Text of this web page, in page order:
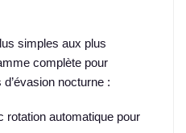
simples aux plus
complète pour
nocturne :
rotation automatique pour